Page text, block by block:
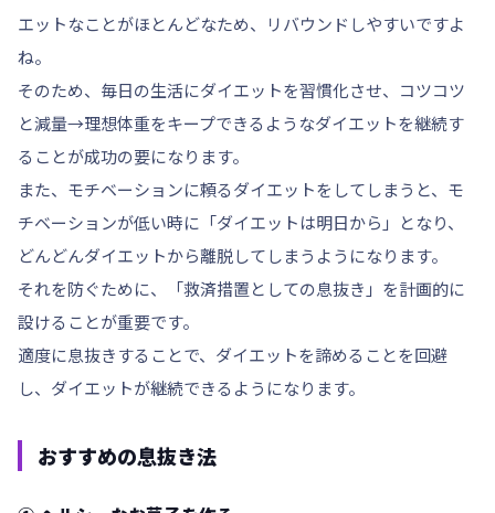
エットなことがほとんどなため、リバウンドしやすいですよ
ね。
そのため、毎日の生活にダイエットを習慣化させ、コツコツ
と減量→理想体重をキープできるようなダイエットを継続す
ることが成功の要になります。
また、モチベーションに頼るダイエットをしてしまうと、モ
チベーションが低い時に「ダイエットは明日から」となり、
どんどんダイエットから離脱してしまうようになります。
それを防ぐために、「救済措置としての息抜き」を計画的に
設けることが重要です。
適度に息抜きすることで、ダイエットを諦めることを回避
し、ダイエットが継続できるようになります。
おすすめの息抜き法